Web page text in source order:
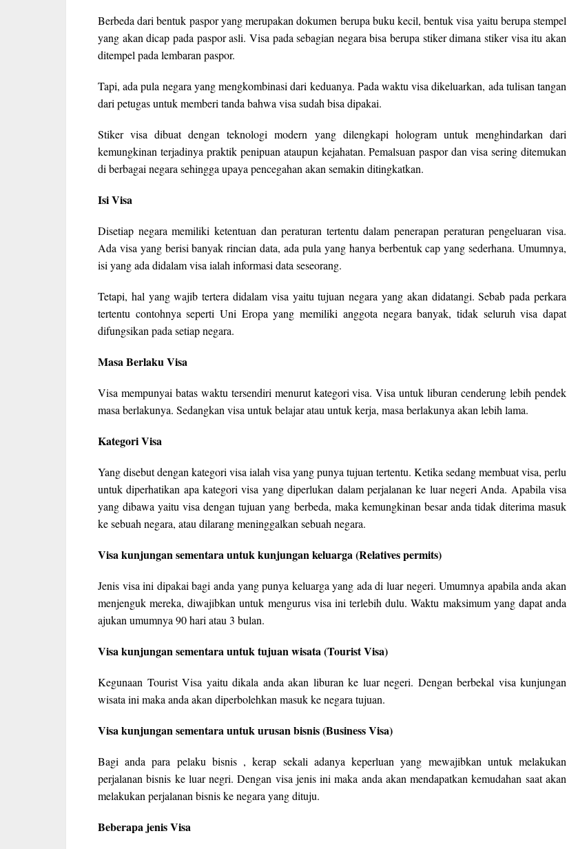
Berbeda dari bentuk paspor yang merupakan dokumen berupa buku kecil, bentuk visa yaitu berupa stempel
yang akan dicap pada paspor asli. Visa pada sebagian negara bisa berupa stiker dimana stiker visa itu akan
ditempel pada lembaran paspor.
Tapi, ada pula negara yang mengkombinasi dari keduanya. Pada waktu visa dikeluarkan, ada tulisan tangan
dari petugas untuk memberi tanda bahwa visa sudah bisa dipakai.
Stiker visa dibuat dengan teknologi modern yang dilengkapi hologram untuk menghindarkan dari
kemungkinan terjadinya praktik penipuan ataupun kejahatan. Pemalsuan paspor dan visa sering ditemukan
di berbagai negara sehingga upaya pencegahan akan semakin ditingkatkan.
Isi Visa
Disetiap negara memiliki ketentuan dan peraturan tertentu dalam penerapan peraturan pengeluaran visa.
Ada visa yang berisi banyak rincian data, ada pula yang hanya berbentuk cap yang sederhana. Umumnya,
isi yang ada didalam visa ialah informasi data seseorang.
Tetapi, hal yang wajib tertera didalam visa yaitu tujuan negara yang akan didatangi. Sebab pada perkara
tertentu contohnya seperti Uni Eropa yang memiliki anggota negara banyak, tidak seluruh visa dapat
difungsikan pada setiap negara.
Masa Berlaku Visa
Visa mempunyai batas waktu tersendiri menurut kategori visa. Visa untuk liburan cenderung lebih pendek
masa berlakunya. Sedangkan visa untuk belajar atau untuk kerja, masa berlakunya akan lebih lama.
Kategori Visa
Yang disebut dengan kategori visa ialah visa yang punya tujuan tertentu. Ketika sedang membuat visa, perlu
untuk diperhatikan apa kategori visa yang diperlukan dalam perjalanan ke luar negeri Anda. Apabila visa
yang dibawa yaitu visa dengan tujuan yang berbeda, maka kemungkinan besar anda tidak diterima masuk
ke sebuah negara, atau dilarang meninggalkan sebuah negara.
Visa kunjungan sementara untuk kunjungan keluarga (Relatives permits)
Jenis visa ini dipakai bagi anda yang punya keluarga yang ada di luar negeri. Umumnya apabila anda akan
menjenguk mereka, diwajibkan untuk mengurus visa ini terlebih dulu. Waktu maksimum yang dapat anda
ajukan umumnya 90 hari atau 3 bulan.
Visa kunjungan sementara untuk tujuan wisata (Tourist Visa)
Kegunaan Tourist Visa yaitu dikala anda akan liburan ke luar negeri. Dengan berbekal visa kunjungan
wisata ini maka anda akan diperbolehkan masuk ke negara tujuan.
Visa kunjungan sementara untuk urusan bisnis (Business Visa)
Bagi anda para pelaku bisnis , kerap sekali adanya keperluan yang mewajibkan untuk melakukan
perjalanan bisnis ke luar negri. Dengan visa jenis ini maka anda akan mendapatkan kemudahan saat akan
melakukan perjalanan bisnis ke negara yang dituju.
Beberapa jenis Visa